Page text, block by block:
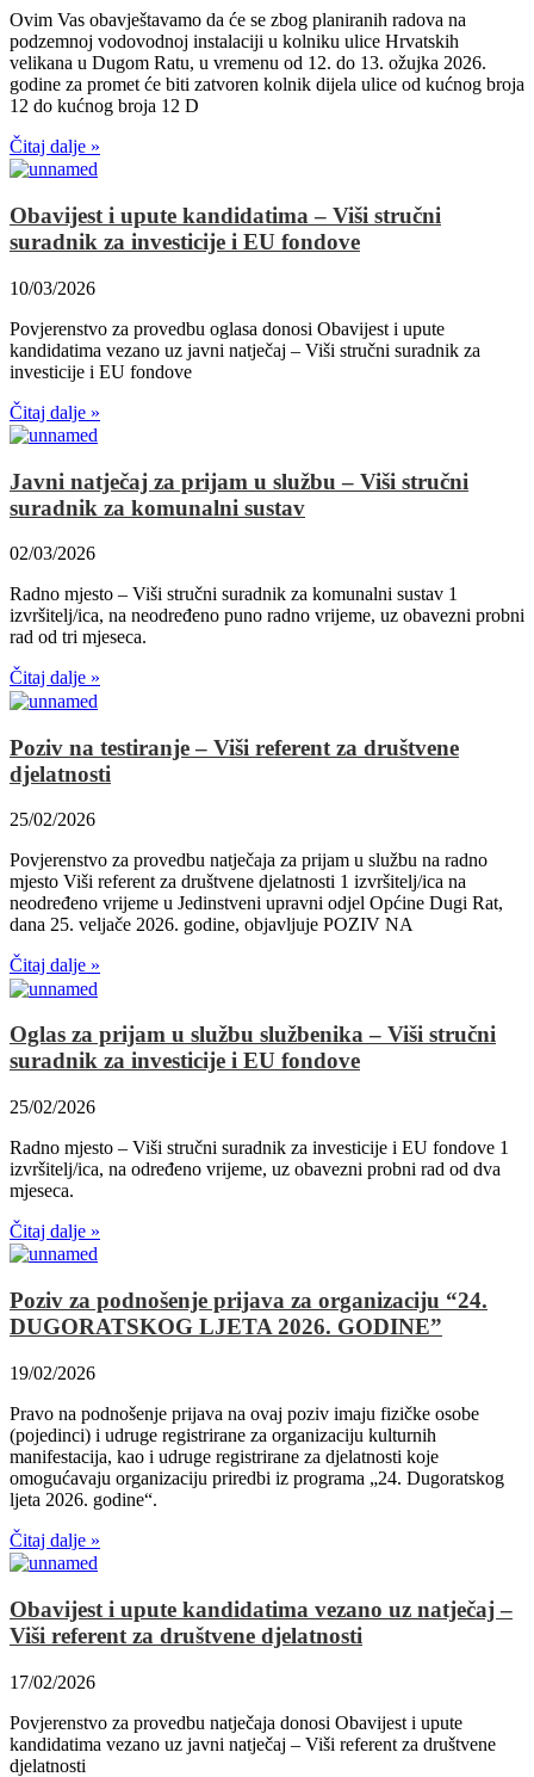
Ovim Vas obavještavamo da će se zbog planiranih radova na
podzemnoj vodovodnoj instalaciji u kolniku ulice Hrvatskih
velikana u Dugom Ratu, u vremenu od 12. do 13. ožujka 2026.
godine za promet će biti zatvoren kolnik dijela ulice od kućnog broja
12 do kućnog broja 12 D
Čitaj dalje »
Obavijest i upute kandidatima – Viši stručni
suradnik za investicije i EU fondove
10/03/2026
Povjerenstvo za provedbu oglasa donosi Obavijest i upute
kandidatima vezano uz javni natječaj – Viši stručni suradnik za
investicije i EU fondove
Čitaj dalje »
Javni natječaj za prijam u službu – Viši stručni
suradnik za komunalni sustav
02/03/2026
Radno mjesto – Viši stručni suradnik za komunalni sustav 1
izvršitelj/ica, na neodređeno puno radno vrijeme, uz obavezni probni
rad od tri mjeseca.
Čitaj dalje »
Poziv na testiranje – Viši referent za društvene
djelatnosti
25/02/2026
Povjerenstvo za provedbu natječaja za prijam u službu na radno
mjesto Viši referent za društvene djelatnosti 1 izvršitelj/ica na
neodređeno vrijeme u Jedinstveni upravni odjel Općine Dugi Rat,
dana 25. veljače 2026. godine, objavljuje POZIV NA
Čitaj dalje »
Oglas za prijam u službu službenika – Viši stručni
suradnik za investicije i EU fondove
25/02/2026
Radno mjesto – Viši stručni suradnik za investicije i EU fondove 1
izvršitelj/ica, na određeno vrijeme, uz obavezni probni rad od dva
mjeseca.
Čitaj dalje »
Poziv za podnošenje prijava za organizaciju “24.
DUGORATSKOG LJETA 2026. GODINE”
19/02/2026
Pravo na podnošenje prijava na ovaj poziv imaju fizičke osobe
(pojedinci) i udruge registrirane za organizaciju kulturnih
manifestacija, kao i udruge registrirane za djelatnosti koje
omogućavaju organizaciju priredbi iz programa „24. Dugoratskog
ljeta 2026. godine“.
Čitaj dalje »
Obavijest i upute kandidatima vezano uz natječaj –
Viši referent za društvene djelatnosti
17/02/2026
Povjerenstvo za provedbu natječaja donosi Obavijest i upute
kandidatima vezano uz javni natječaj – Viši referent za društvene
djelatnosti